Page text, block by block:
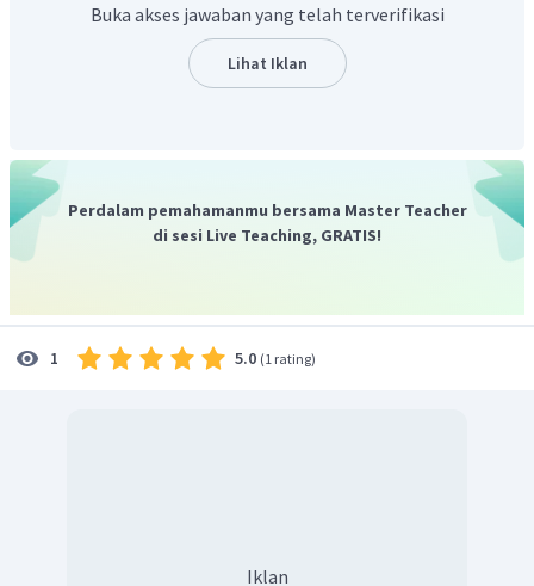
Buka akses jawaban yang telah terverifikasi
Lihat Iklan
Perdalam pemahamanmu bersama Master Teacher
di sesi Live Teaching, GRATIS!
1 5.0 (1 rating)
Iklan